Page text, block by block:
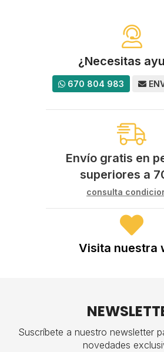
¿Necesitas
670 804 983
Envío gratis en
superiores a
consulta
Visita nuestra
Suscríbete a nuestro newsletter
novedades